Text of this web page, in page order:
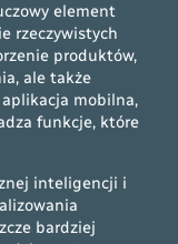
element
rzeczywistych
produktów,
ale także
aplikacja mobilna,
funkcje, które
inteligencji i
bardziej